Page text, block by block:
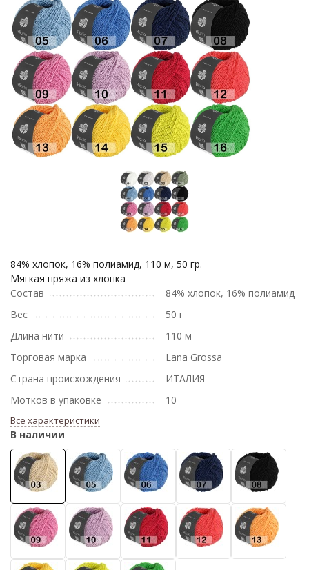
84% хлопок, 16% полиамид, 110 м, 50 гр.
Мягкая пряжа из хлопка
Состав
84% хлопок, 16% полиамид
Вес
50 г
Длина нити
110 м
Торговая марка
Lana Grossa
Страна происхождения
ИТАЛИЯ
Мотков в упаковке
10
Все характеристики
В наличии